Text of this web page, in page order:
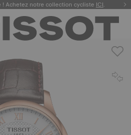
! Achetez notre collection cycliste ICI.